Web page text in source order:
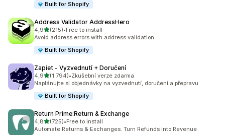
Built for Shopify
Address Validator AddressHero
4,9z 5 hvězd
(215)
Celkový počet recenzí: 215
•Free to install
Avoid address errors with address validation
Built for Shopify
Zapiet ‑ Vyzvednutí + Doručení
4,9z 5 hvězd
(1 794)
Celkový počet recenzí: 1794
•Zkušební verze zdarma
Naplánujte si objednávky na vyzvednutí, doručení a přepravu
Built for Shopify
Return Prime:Return & Exchange
4,8z 5 hvězd
(725)
Celkový počet recenzí: 725
•Free to install
Automate Returns & Exchanges. Turn Refunds into Revenue